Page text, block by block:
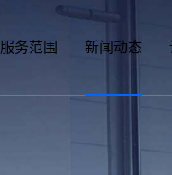
服务范围 新闻动态